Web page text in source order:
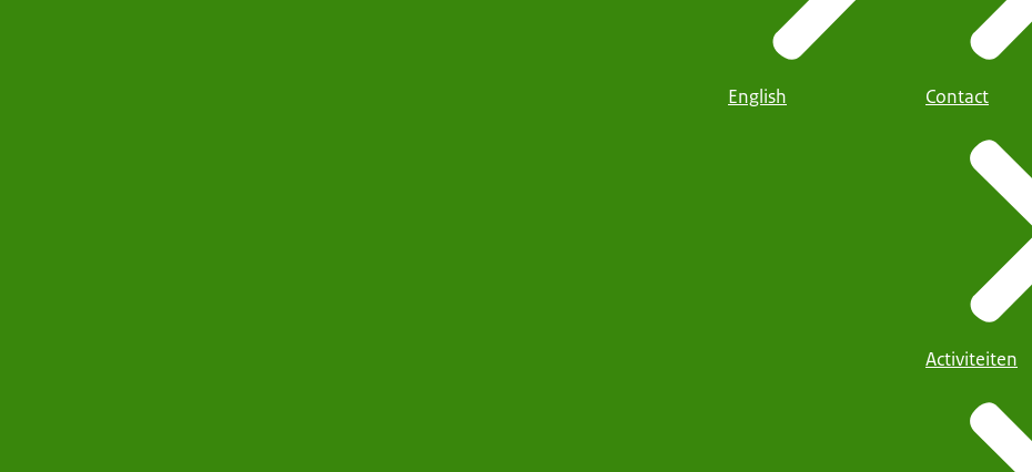
English Contact
Activiteiten